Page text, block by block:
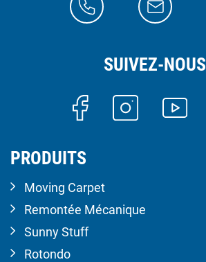
SUIVEZ-NOUS
PRODUITS
Moving Carpet
Remontée Mécanique
Sunny Stuff
Rotondo